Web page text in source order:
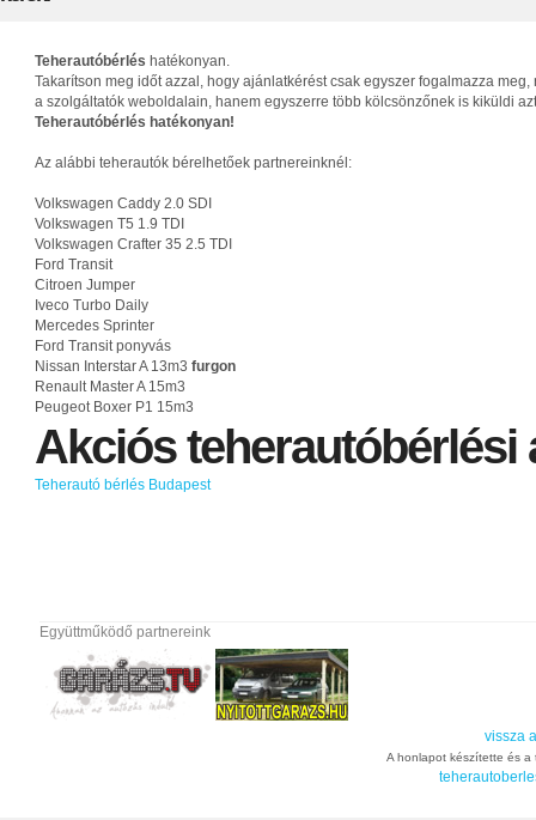
Teherautóbérlés hatékonyan.
Takarítson meg időt azzal, hogy ajánlatkérést csak egyszer fogalmazza
a szolgáltatók weboldalain, hanem egyszerre több kölcsönzőnek is kiküldi
Teherautóbérlés hatékonyan!
Az alábbi teherautók bérelhetőek partnereinknél:
Volkswagen Caddy 2.0 SDI
Volkswagen T5 1.9 TDI
Volkswagen Crafter 35 2.5 TDI
Ford Transit
Citroen Jumper
Iveco Turbo Daily
Mercedes Sprinter
Ford Transit ponyvás
Nissan Interstar A 13m3 furgon
Renault Master A 15m3
Peugeot Boxer P1 15m3
Akciósteherautóbérlési
Teherautó bérlés Budapest
Együttműködő partnereink
vissza
A honlapot készítette és